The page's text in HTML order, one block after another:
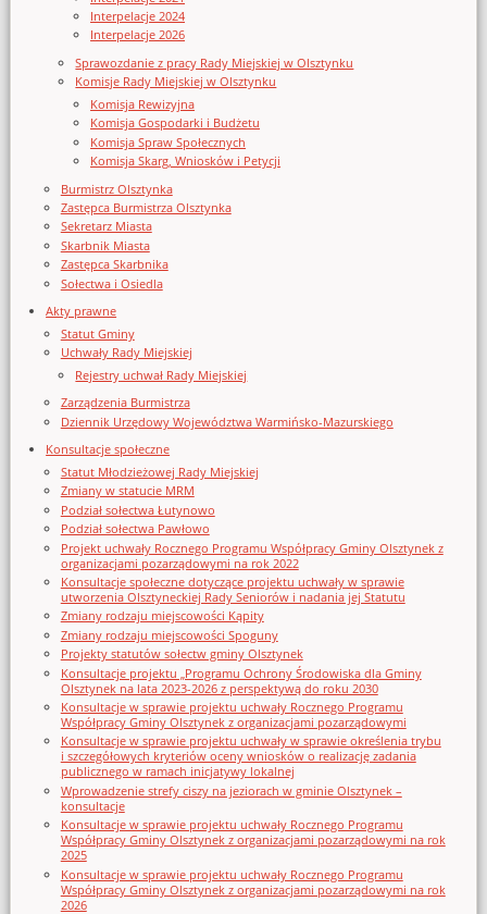
Interpelacje 2024
Interpelacje 2026
Sprawozdanie z pracy Rady Miejskiej w Olsztynku
Komisje Rady Miejskiej w Olsztynku
Komisja Rewizyjna
Komisja Gospodarki i Budżetu
Komisja Spraw Społecznych
Komisja Skarg, Wniosków i Petycji
Burmistrz Olsztynka
Zastępca Burmistrza Olsztynka
Sekretarz Miasta
Skarbnik Miasta
Zastępca Skarbnika
Sołectwa i Osiedla
Akty prawne
Statut Gminy
Uchwały Rady Miejskiej
Rejestry uchwał Rady Miejskiej
Zarządzenia Burmistrza
Dziennik Urzędowy Województwa Warmińsko-Mazurskiego
Konsultacje społeczne
Statut Młodzieżowej Rady Miejskiej
Zmiany w statucie MRM
Podział sołectwa Łutynowo
Podział sołectwa Pawłowo
Projekt uchwały Rocznego Programu Współpracy Gminy Olsztynek z
organizacjami pozarządowymi na rok 2022
Konsultacje społeczne dotyczące projektu uchwały w sprawie
utworzenia Olsztyneckiej Rady Seniorów i nadania jej Statutu
Zmiany rodzaju miejscowości Kąpity
Zmiany rodzaju miejscowości Spoguny
Projekty statutów sołectw gminy Olsztynek
Konsultacje projektu „Programu Ochrony Środowiska dla Gminy
Olsztynek na lata 2023-2026 z perspektywą do roku 2030
Konsultacje w sprawie projektu uchwały Rocznego Programu
Współpracy Gminy Olsztynek z organizacjami pozarządowymi
Konsultacje w sprawie projektu uchwały w sprawie określenia trybu
i szczegółowych kryteriów oceny wniosków o realizację zadania
publicznego w ramach inicjatywy lokalnej
Wprowadzenie strefy ciszy na jeziorach w gminie Olsztynek –
konsultacje
Konsultacje w sprawie projektu uchwały Rocznego Programu
Współpracy Gminy Olsztynek z organizacjami pozarządowymi na rok
2025
Konsultacje w sprawie projektu uchwały Rocznego Programu
Współpracy Gminy Olsztynek z organizacjami pozarządowymi na rok
2026